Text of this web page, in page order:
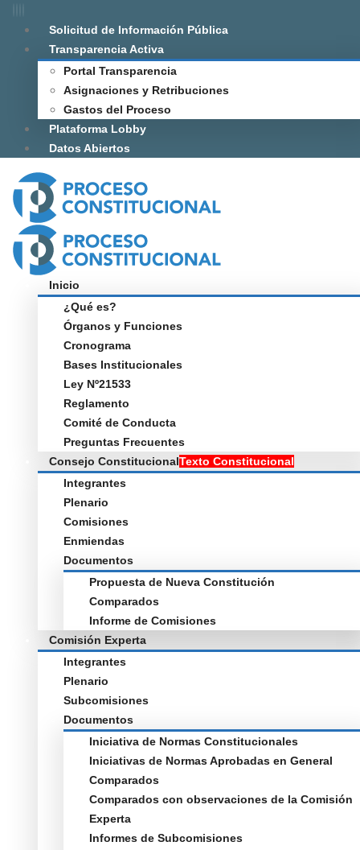
Solicitud de Información Pública
Transparencia Activa
Portal Transparencia
Asignaciones y Retribuciones
Gastos del Proceso
Plataforma Lobby
Datos Abiertos
Inicio
¿Qué es?
Órganos y Funciones
Cronograma
Bases Institucionales
Ley Nº21533
Reglamento
Comité de Conducta
Preguntas Frecuentes
Consejo ConstitucionalTexto Constitucional
Integrantes
Plenario
Comisiones
Enmiendas
Documentos
Propuesta de Nueva Constitución
Comparados
Informe de Comisiones
Comisión Experta
Integrantes
Plenario
Subcomisiones
Documentos
Iniciativa de Normas Constitucionales
Iniciativas de Normas Aprobadas en General
Comparados
Comparados con observaciones de la Comisión
Experta
Informes de Subcomisiones